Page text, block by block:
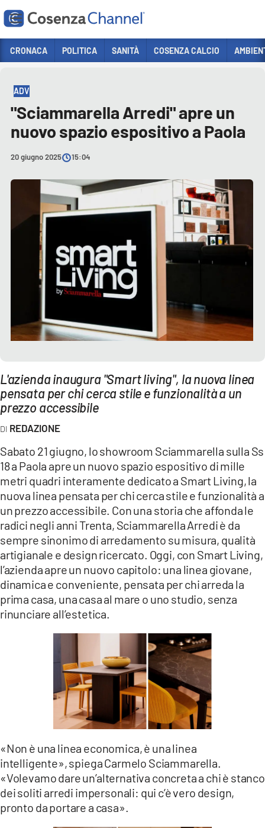
CRONACA
POLITICA
COSENZA CALCIO
ECONOMIA E LAVORO
ITALIA MONDO
SANITÀ
SPORT
CULTURA
AMBIENTE
LAC TV
LAC NETWORK
LaC
Network
LACPLAY.IT
LACTV.IT
LACONAIR.IT
LACITYMAG.IT
ILREGGINO.IT
COSENZACHANNEL.IT
ILVIBONESE.IT
CATANZAROCHANNEL.IT
LACAPITALENEWS.IT
CRONACA POLITICA SANITÀ COSENZA CALCIO
ADV
"Sciammarella Arredi" apre un
nuovo spazio espositivo a Paola
20 giugno 2025 15:04
L'azienda inaugura "Smart living", la nuova linea
pensata per chi cerca stile e funzionalità a un
prezzo accessibile
REDAZIONE
Sabato 21 giugno, lo showroom Sciammarella sulla Ss
18 a Paola apre un nuovo spazio espositivo di mille
metri quadri interamente dedicato a Smart Living, la
nuova linea pensata per chi cerca stile e funzionalità a
un prezzo accessibile. Con una storia che affonda le
radici negli anni Trenta, Sciammarella Arredi è da
sempre sinonimo di arredamento su misura, qualità
artigianale e design ricercato. Oggi, con Smart Living,
l’azienda apre un nuovo capitolo: una linea giovane,
dinamica e conveniente, pensata per chi arreda la
prima casa, una casa al mare o uno studio, senza
rinunciare all’estetica.
«Non è una linea economica, è una linea
intelligente», spiega Carmelo Sciammarella.
«Volevamo dare un’alternativa concreta a chi è stanco
dei soliti arredi impersonali: qui c’è vero design,
pronto da portare a casa».